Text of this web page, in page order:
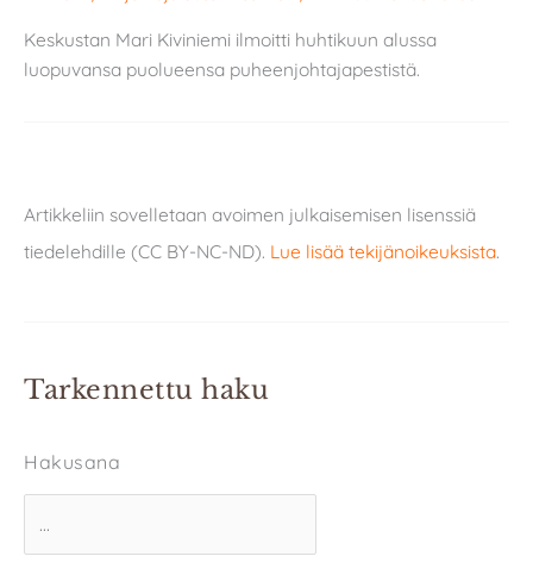
Keskustan Mari Kiviniemi ilmoitti huhtikuun alussa
luopuvansa puolueensa puheenjohtajapestistä.
Artikkeliin sovelletaan avoimen julkaisemisen lisenssiä
tiedelehdille (CC BY-NC-ND). Lue lisää tekijänoikeuksista.
Tarkennettu haku
Hakusana